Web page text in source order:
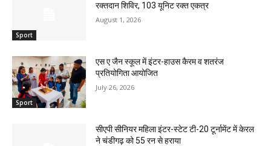
Sport
रक्तदान शिविर, 103 यूनिट रक्त एकत्र
August 1, 2026
Sport
एस ए जैन स्कूल में इंटर-हाउस कैरम व शतरंज
प्रतियोगिता आयोजित
July 26, 2026
सीएपी सीनियर महिला इंटर-स्टेट टी-20 टूर्नामेंट में केरल
ने चंडीगढ़ को 55 रन से हराया